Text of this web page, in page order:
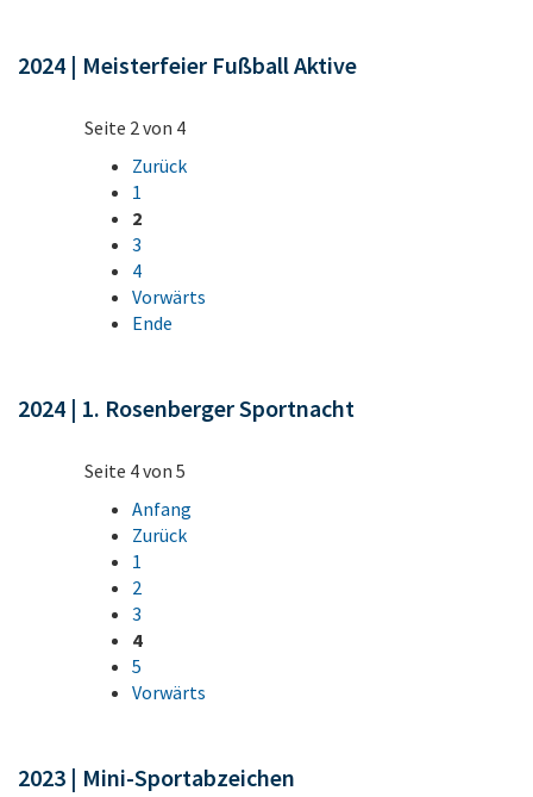
2024 | Meisterfeier Fußball Aktive
Seite 2 von 4
Zurück
1
2
3
4
Vorwärts
Ende
2024 | 1. Rosenberger Sportnacht
Seite 4 von 5
Anfang
Zurück
1
2
3
4
5
Vorwärts
2023 | Mini-Sportabzeichen